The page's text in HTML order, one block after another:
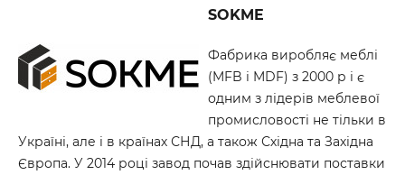
SOKME
Фабрика виробляє меблі
(MFB і MDF) з 2000 р і є
одним з лідерів меблевої
промисловості не тільки в
Україні, але і в країнах СНД, а також Східна та Західна
Європа. У 2014 році завод почав здійснювати поставки